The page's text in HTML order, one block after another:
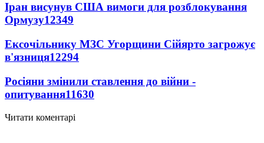
Іран висунув США вимоги для розблокування
Ормузу12349
Ексочільнику МЗС Угорщини Сійярто загрожує
в'язниця12294
Росіяни змінили ставлення до війни -
опитування11630
Читати коментарі